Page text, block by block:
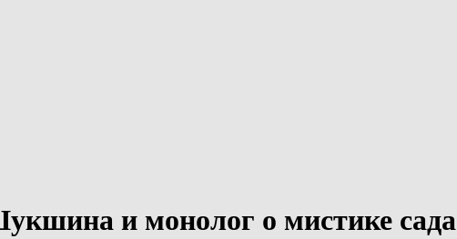
и монолог о мистике сада